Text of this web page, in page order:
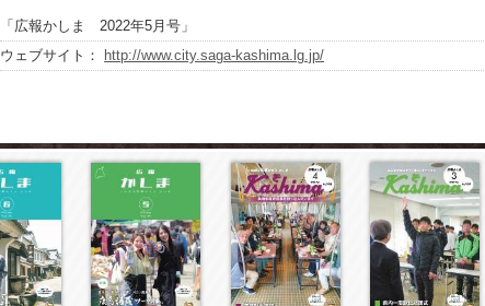
「広報かしま 2022年5月号」
ウェブサイト：
http://www.city.saga-kashima.lg.jp/